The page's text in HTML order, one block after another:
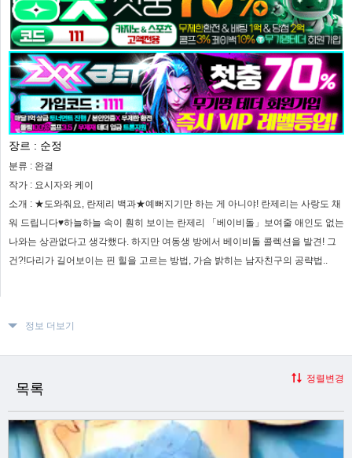
장르 : 순정
분류 : 완결
작가 : 요시자와 케이
소개 : ★도와줘요, 란제리 백과★예뻐지기만 하는 게 아니야! 란제리는 사랑도 채
워 드립니다♥하늘하늘 속이 훤히 보이는 란제리 「베이비돌」보여줄 애인도 없는
나와는 상관없다고 생각했다. 하지만 여동생 방에서 베이비돌 콜렉션을 발견! 그
건?!다리가 길어보이는 핀 힐을 고르는 방법, 가슴 밝히는 남자친구의 공략법..
정보 더보기
목록
정렬변경